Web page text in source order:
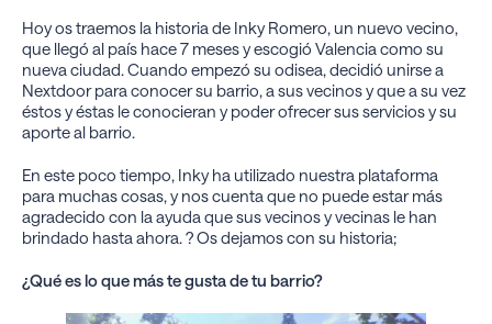
Hoy os traemos la historia de Inky Romero, un nuevo vecino,
que llegó al país hace 7 meses y escogió Valencia como su
nueva ciudad. Cuando empezó su odisea, decidió unirse a
Nextdoor para conocer su barrio, a sus vecinos y que a su vez
éstos y éstas le conocieran y poder ofrecer sus servicios y su
aporte al barrio.
En este poco tiempo, Inky ha utilizado nuestra plataforma
para muchas cosas, y nos cuenta que no puede estar más
agradecido con la ayuda que sus vecinos y vecinas le han
brindado hasta ahora. ? Os dejamos con su historia;
¿Qué es lo que más te gusta de tu barrio?